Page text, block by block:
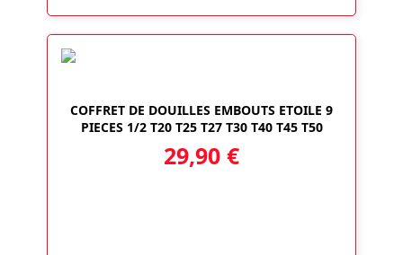
COFFRET DE DOUILLES EMBOUTS ETOILE 9
PIECES 1/2 T20 T25 T27 T30 T40 T45 T50
29,90 €